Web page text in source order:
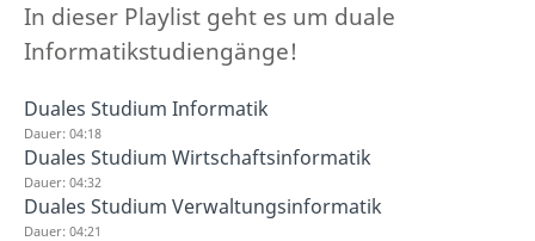
In dieser Playlist geht es um duale
Informatikstudiengänge!
Duales Studium Informatik
Dauer: 04:18
Duales Studium Wirtschaftsinformatik
Dauer: 04:32
Duales Studium Verwaltungsinformatik
Dauer: 04:21